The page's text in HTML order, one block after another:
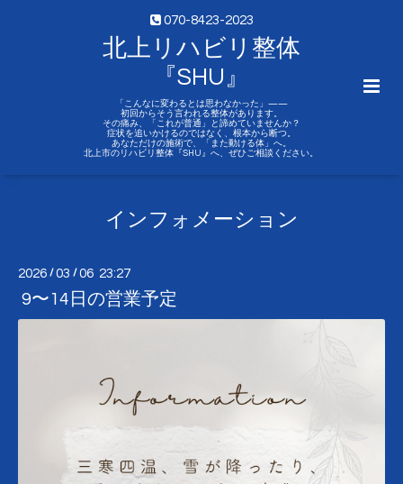
070-8423-2023
北上リハビリ整体
『SHU』
「こんなに変わるとは思わなかった」——
初回からそう言われる整体があります。
その痛み、「これが普通」と諦めていませんか？
症状を追いかけるのではなく、根本から断つ。
あなただけの施術で、「また動ける体」へ。
北上市のリハビリ整体『SHU』へ、ぜひご相談ください。
インフォメーション
2026 /03 /06 23:27
9〜14日の営業予定